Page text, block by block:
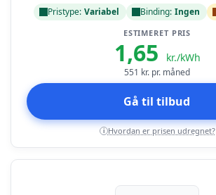
Pristype: Variabel Binding: Ingen
ESTIMERET PRIS
1,65 kr./kWh
551 kr. pr. måned
Gå til tilbud
i Hvordan er prisen udregnet?